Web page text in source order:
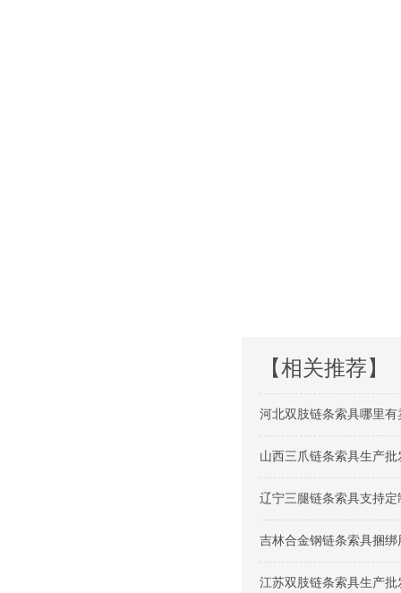
【相关推荐】
河北双肢链条索具哪里有
山西三爪链条索具生产批
辽宁三腿链条索具支持定
吉林合金钢链条索具捆
江苏双肢链条索具生产批